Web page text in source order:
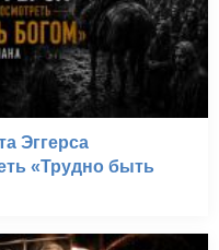
Эггерса
«Трудно быть